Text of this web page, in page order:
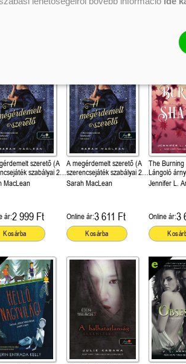
szerető (A
szabályai 2.)
is olvasható!
MacLean
ár:2 999 Ft
Kosárba
A megérdemelt szerető (A
szerencsejáték szabályai 2.)
Önállóan is olvasható!
Sarah MacLean
Online ár:3 611 Ft
Kosárba
The
Lángoló
Jennifer L.
Online ár:3